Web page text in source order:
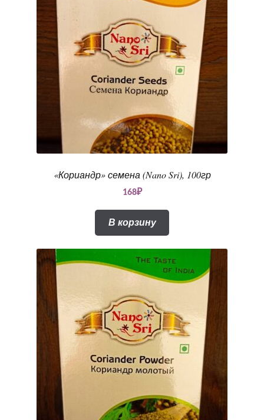
«Кориандр» семена (Nano Sri), 100гр
168₽
В корзину